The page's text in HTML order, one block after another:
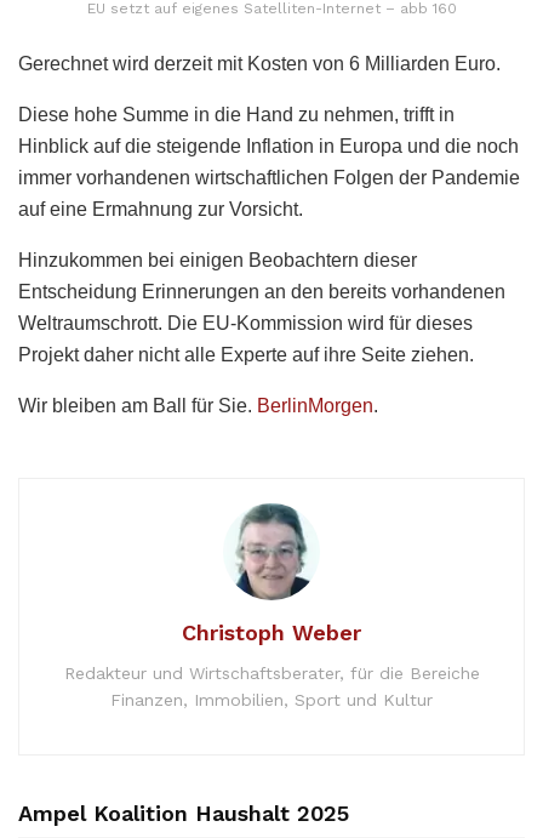
EU setzt auf eigenes Satelliten-Internet – abb 160
Gerechnet wird derzeit mit Kosten von 6 Milliarden Euro.
Diese hohe Summe in die Hand zu nehmen, trifft in
Hinblick auf die steigende Inflation in Europa und die noch
immer vorhandenen wirtschaftlichen Folgen der Pandemie
auf eine Ermahnung zur Vorsicht.
Hinzukommen bei einigen Beobachtern dieser
Entscheidung Erinnerungen an den bereits vorhandenen
Weltraumschrott. Die EU-Kommission wird für dieses
Projekt daher nicht alle Experte auf ihre Seite ziehen.
Wir bleiben am Ball für Sie. BerlinMorgen.
Christoph Weber
Redakteur und Wirtschaftsberater, für die Bereiche
Finanzen, Immobilien, Sport und Kultur
Ampel Koalition Haushalt 2025